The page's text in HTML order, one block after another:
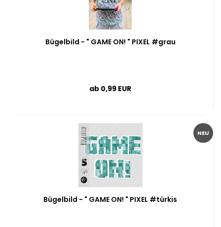
Bügelbild - " GAME ON! " PIXEL #grau
ab 0,99 EUR
NEU
Bügelbild - " GAME ON! " PIXEL #türkis